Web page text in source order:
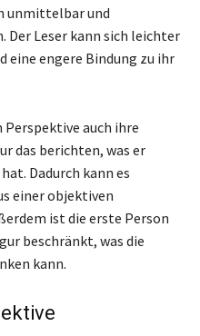
unmittelbar und
Leser kann sich leichter
eine engere Bindung zu ihr
auch ihre
das berichten, was er
Dadurch kann es
einer objektiven
ist die erste Person
beschränkt, was die
kann.